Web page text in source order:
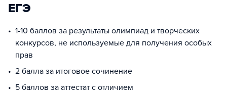
ЕГЭ
1-10 баллов за результаты олимпиад и творческих
конкурсов, не используемые для получения особых
прав
2 балла за итоговое сочинение
5 баллов за аттестат с отличием